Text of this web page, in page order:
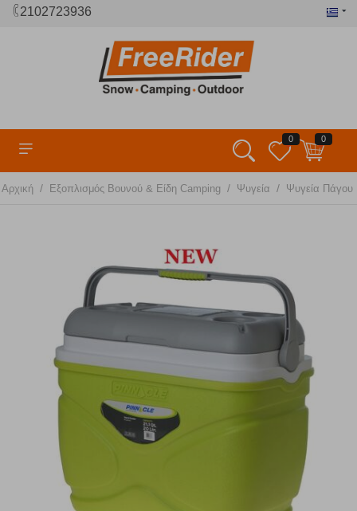
2102723936
0 0
Αρχική / Εξοπλισμός Βουνού & Είδη Camping / Ψυγεία / Ψυγεία Πάγου